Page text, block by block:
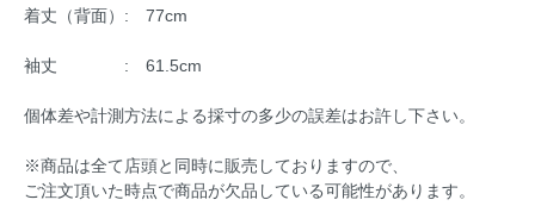
着丈（背面）: 77cm
袖丈 : 61.5cm
個体差や計測方法による採寸の多少の誤差はお許し下さい。
※商品は全て店頭と同時に販売しておりますので、
ご注文頂いた時点で商品が欠品している可能性があります。